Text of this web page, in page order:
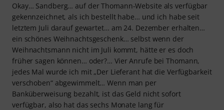
Okay… Sandberg… auf der Thomann-Website als verfügbar
gekennzeichnet, als ich bestellt habe… und ich habe seit
letztem Juli darauf gewartet… am 24. Dezember erhalten…
ein schönes Weihnachtsgeschenk… selbst wenn der
Weihnachtsmann nicht im Juli kommt, hätte er es doch
früher sagen können… oder?… Vier Anrufe bei Thomann,
jedes Mal wurde ich mit „Der Lieferant hat die Verfügbarkeit
verschoben“ abgewimmelt… Wenn man per
Banküberweisung bezahlt, ist das Geld nicht sofort
verfügbar, also hat das sechs Monate lang für